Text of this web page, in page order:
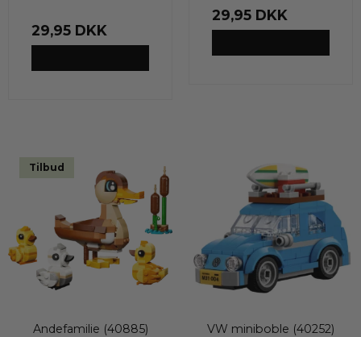
29,95 DKK
29,95 DKK
Tilbud
Andefamilie (40885) VW miniboble (40252)